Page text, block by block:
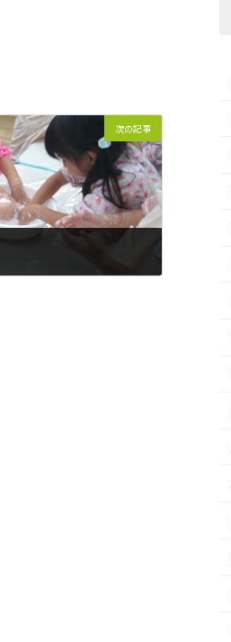
次の記事